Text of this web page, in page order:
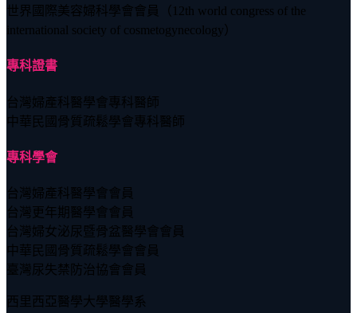
世界國際美容婦科學會會員（12th world congress of the
international society of cosmetogynecology）
專科證書
台灣婦產科醫學會專科醫師
中華民國骨質疏鬆學會專科醫師
專科學會
台灣婦產科醫學會會員
台灣更年期醫學會會員
台灣婦女泌尿暨骨盆醫學會會員
中華民國骨質疏鬆學會會員
臺灣尿失禁防治協會會員
西里西亞醫學大學醫學系